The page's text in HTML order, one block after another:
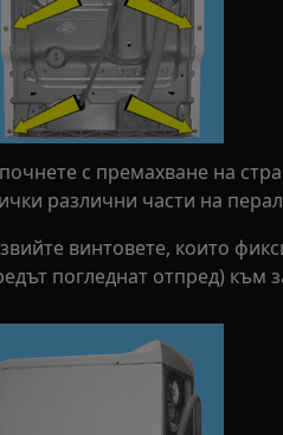
с премахване на
различни части на
винтовете, които
погледнат отпред) към